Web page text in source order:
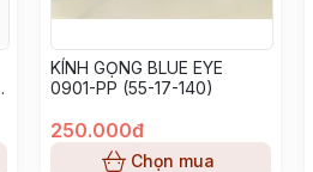
KÍNH GỌNG BLUE EYE
0901-PP (55-17-140)
250.000đ
Chọn mua